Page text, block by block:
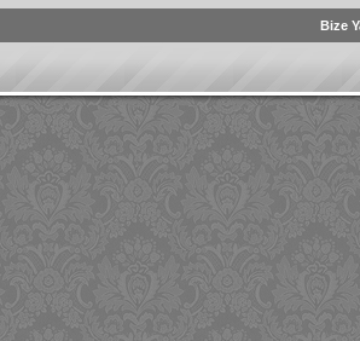
Bize